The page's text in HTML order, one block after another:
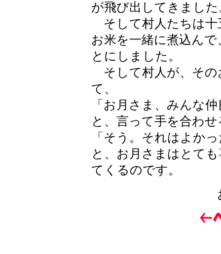
が飛び出してきました
そして村人たちは十
お米を一緒に煮込ん
とにしました。
そして村人が、その
て、
「お月さま、みんな
と、言って手を合わ
「そう。それはよか
と、お月さまはとて
てくるのです。